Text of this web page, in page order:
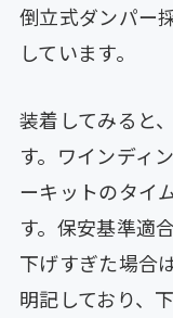
倒立式ダンパー
しています。
装着してみると
す。ワインディ
ーキットのタイ
す。保安基準適
下げすぎた場合
明記しており、